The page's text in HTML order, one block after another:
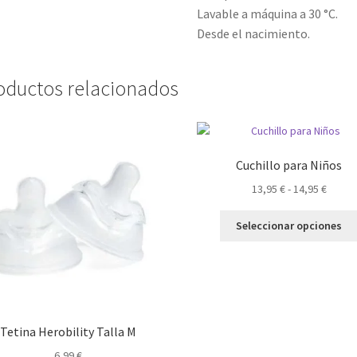
Lavable a máquina a 30 °C.
Desde el nacimiento.
relacionados
Tetina Herobility Talla M
Cuchillo para Niños
13,95 €- 14,95 €Rango
precios:
Seleccionar opciones